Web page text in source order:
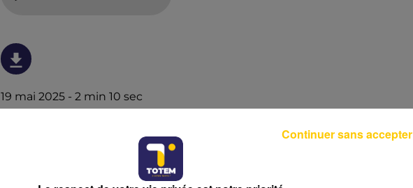
19 mai 2025 - 2 min 10 sec
L'actualité sportive vue de nos régions. Présenté par
Continuer sans accepter